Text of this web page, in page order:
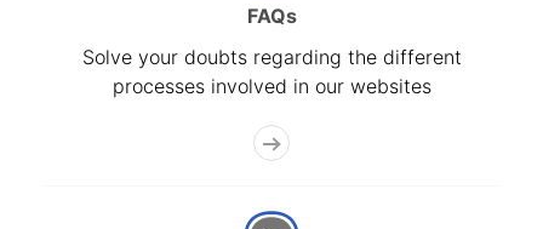
FAQs
Solve your doubts regarding the different
processes involved in our websites